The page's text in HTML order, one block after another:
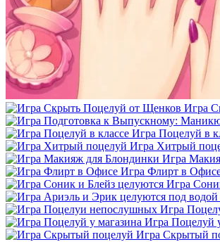
Игра
Игра Поцелуй в
Игра Хитрый
Игра
Игра Флирт в
Игра
Игра
Игра Поцелуй
Игра Скрытый